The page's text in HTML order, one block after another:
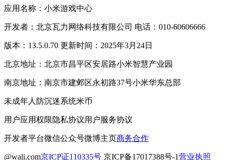
应用名称：小米游戏中心
开发者：北京瓦力网络科技有限公司 电话：010-60606666
版本：13.5.0.70 更新时间：2025年3月24日
北京地址：北京市昌平区安居路小米智慧产业园
南京地址：南京市建邺区永初路37号小米华东总部
未成年人防沉迷系统米币
用户应用权限隐私协议用户服务协议
开发者平台微信公众号微博主页商务合作
@wali.com京ICP证110335号 京ICP备17017388号-1营业执照